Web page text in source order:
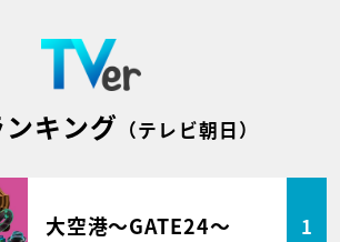
キング （テレビ朝日）
大空港～GATE24～ 1